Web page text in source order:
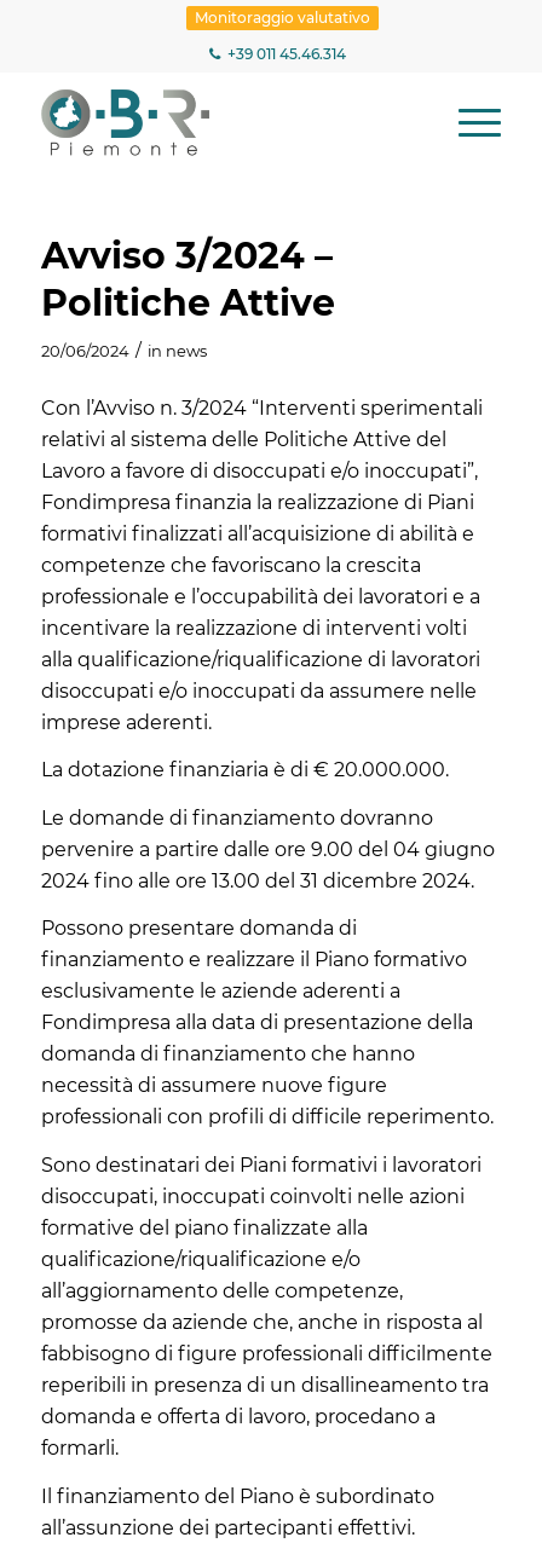
Monitoraggio valutativo
+39 011 45.46.314
Avviso 3/2024 –
Politiche Attive
20/06/2024 / in news
Con l’Avviso n. 3/2024 “Interventi sperimentali
relativi al sistema delle Politiche Attive del
Lavoro a favore di disoccupati e/o inoccupati”,
Fondimpresa finanzia la realizzazione di Piani
formativi finalizzati all’acquisizione di abilità e
competenze che favoriscano la crescita
professionale e l’occupabilità dei lavoratori e a
incentivare la realizzazione di interventi volti
alla qualificazione/riqualificazione di lavoratori
disoccupati e/o inoccupati da assumere nelle
imprese aderenti.
La dotazione finanziaria è di € 20.000.000.
Le domande di finanziamento dovranno
pervenire a partire dalle ore 9.00 del 04 giugno
2024 fino alle ore 13.00 del 31 dicembre 2024.
Possono presentare domanda di
finanziamento e realizzare il Piano formativo
esclusivamente le aziende aderenti a
Fondimpresa alla data di presentazione della
domanda di finanziamento che hanno
necessità di assumere nuove figure
professionali con profili di difficile reperimento.
Sono destinatari dei Piani formativi i lavoratori
disoccupati, inoccupati coinvolti nelle azioni
formative del piano finalizzate alla
qualificazione/riqualificazione e/o
all’aggiornamento delle competenze,
promosse da aziende che, anche in risposta al
fabbisogno di figure professionali difficilmente
reperibili in presenza di un disallineamento tra
domanda e offerta di lavoro, procedano a
formarli.
Il finanziamento del Piano è subordinato
all’assunzione dei partecipanti effettivi.